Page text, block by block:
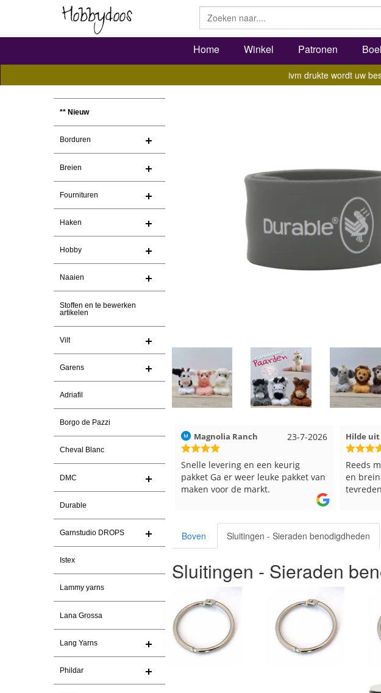
Home Winkel Patronen
ivm drukte wordt uw
** Nieuw
Borduren
Breien
Fournituren
Haken
Hobby
Naaien
Stoffen en te bewerken
artikelen
Vilt
Garens
Adriafil
Borgo de Pazzi
Cheval Blanc
DMC
Durable
Garnstudio DROPS
Istex
Lammy yarns
Lana Grossa
Lang Yarns
Phildar
23-7-2026
Magnolia Ranch
Snelle levering en een keurig
pakket Ga er weer leuke pakket van
maken voor de markt.
17-7-2026
Hilde uit Loyers
Reeds meerdere keren breigaren
en breinaalden besteld, altijd heel
tevreden over de service.
Loes uit
Snelle
Top.
Boven Sluitingen - Sieraden benodigdheden
Sluitingen - Sieraden